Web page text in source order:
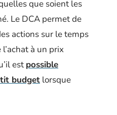
que soient les
Le DCA permet de
actions sur le temps
à un prix
est possible
budget lorsque